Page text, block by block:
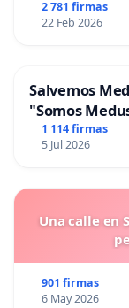
2 781 firmas
22 Feb 2026
Salvemos
"Somos
1 114 firmas
5 Jul 2026
Una calle en
901 firmas
6 May 2026